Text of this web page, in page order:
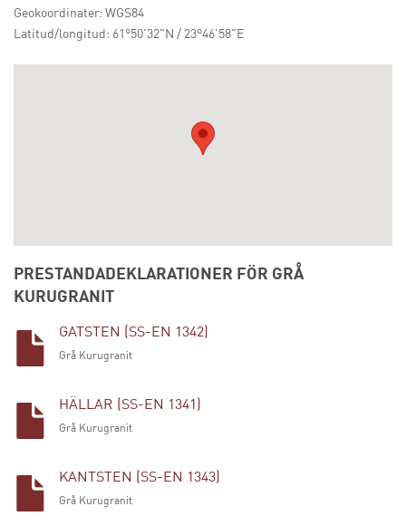
Geokoordinater: WGS84
Latitud/longitud: 61°50'32"N / 23°46'58"E
PRESTANDADEKLARATIONER FÖR GRÅ
KURUGRANIT
GATSTEN (SS-EN 1342)
Grå Kurugranit
HÄLLAR (SS-EN 1341)
Grå Kurugranit
KANTSTEN (SS-EN 1343)
Grå Kurugranit